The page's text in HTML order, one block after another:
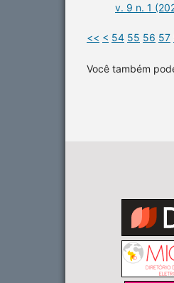
v. 9 n. 1
<< < 54 55 56 57
Você também